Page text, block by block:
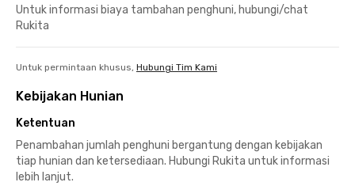
Untuk informasi biaya tambahan penghuni, hubungi/chat
Rukita
Untuk permintaan khusus, Hubungi Tim Kami
Kebijakan Hunian
Ketentuan
Penambahan jumlah penghuni bergantung dengan kebijakan
tiap hunian dan ketersediaan. Hubungi Rukita untuk informasi
lebih lanjut.